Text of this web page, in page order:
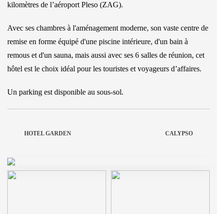
kilomètres de l’aéroport Pleso (ZAG).
Avec ses chambres à l'aménagement moderne, son vaste centre de
remise en forme équipé d'une piscine intérieure, d'un bain à
remous et d'un sauna, mais aussi avec ses 6 salles de réunion, cet
hôtel est le choix idéal pour les touristes et voyageurs d’affaires.
Un parking est disponible au sous-sol.
HOTEL GARDEN CALYPSO